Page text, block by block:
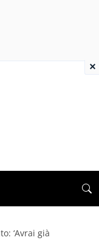
‘Avrai già
×